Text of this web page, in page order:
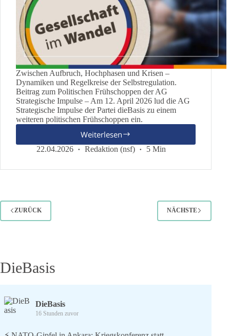
Zwischen Aufbruch, Hochphasen und Krisen –
Dynamiken und Regelkreise der Selbstregulation.
Beitrag zum Politischen Frühschoppen der AG
Strategische Impulse – Am 12. April 2026 lud die AG
Strategische Impulse der Partei dieBasis zu einem
weiteren politischen Frühschoppen ein.
WeiterlesenGesellschaft
im
22.04.2026 Redaktion (nsf) 5 Min
ZURÜCK NÄCHSTE
DieBasis
DieBasis
16 Stunden zuvor